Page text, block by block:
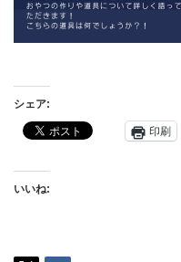
シェア:
印刷
いいね: